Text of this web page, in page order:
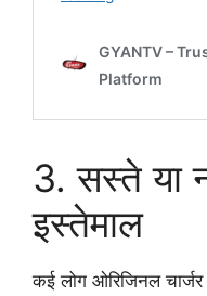
3. सस्ते या
इस्तेमाल
कई लोग ओरिजिनल